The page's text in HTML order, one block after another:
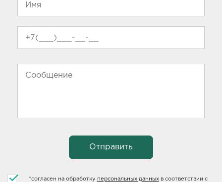
*согласен на обработку персональных данныхв соответствии с